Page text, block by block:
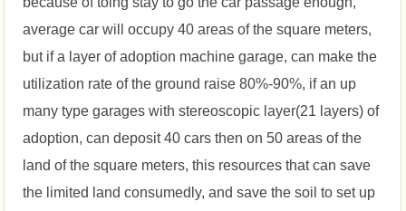
average car will occupy 40 areas of the square meters,
but if a layer of adoption machine garage, can make the
utilization rate of the ground raise 80%-90%, if an up
many type garages with stereoscopic layer(21 layers) of
adoption, can deposit 40 cars then on 50 areas of the
land of the square meters, this resources that can save
the limited land consumedly, and save the soil to set up